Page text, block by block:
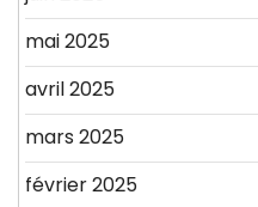
mai 2025
avril 2025
mars 2025
février 2025